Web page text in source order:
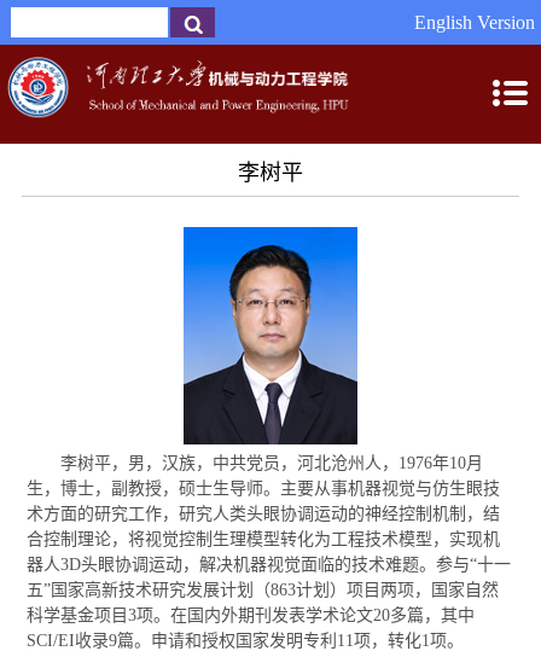
English Version
李树平
李树平，男，汉族，中共党员，河北沧州人，1976年10月
生，博士，副教授，硕士生导师。主要从事机器视觉与仿生眼技
术方面的研究工作，研究人类头眼协调运动的神经控制机制，结
合控制理论，将视觉控制生理模型转化为工程技术模型，实现机
器人3D头眼协调运动，解决机器视觉面临的技术难题。参与“十一
五”国家高新技术研究发展计划（863计划）项目两项，国家自然
科学基金项目3项。在国内外期刊发表学术论文20多篇，其中
SCI/EI收录9篇。申请和授权国家发明专利11项，转化1项。